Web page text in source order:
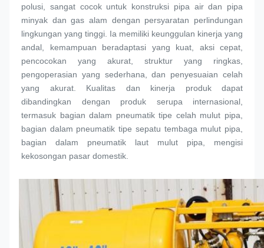
polusi, sangat cocok untuk konstruksi pipa air dan pipa
minyak dan gas alam dengan persyaratan perlindungan
lingkungan yang tinggi. Ia memiliki keunggulan kinerja yang
andal, kemampuan beradaptasi yang kuat, aksi cepat,
pencocokan yang akurat, struktur yang ringkas,
pengoperasian yang sederhana, dan penyesuaian celah
yang akurat. Kualitas dan kinerja produk dapat
dibandingkan dengan produk serupa internasional,
termasuk bagian dalam pneumatik tipe celah mulut pipa
bagian dalam pneumatik tipe sepatu tembaga mulut pipa
bagian dalam pneumatik laut mulut pipa , mengisi
kekosongan pasar domestik.